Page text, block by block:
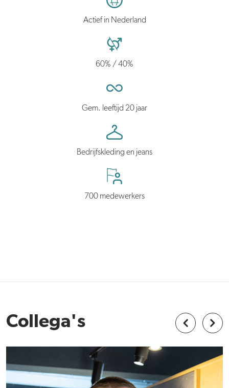
Actief in Nederland
60% / 40%
Gem. leeftijd 20 jaar
Bedrijfskleding en jeans
700 medewerkers
Collega's